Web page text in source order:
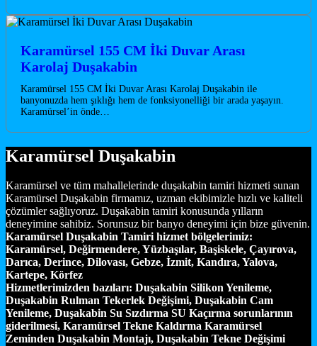
Karamürsel 155 CM İki Duvar Arası
Karolaj Duşakabin
Karamürsel 155 CM İki Duvar Arası Karolaj Duşakabin ile
banyonuzda hem şıklığı hem de fonksiyonelliği bir arada yaşayın.
Karamürsel’in önde…
Karamürsel Duşakabin
Karamürsel ve tüm mahallelerinde duşakabin tamiri hizmeti sunan
Karamürsel Duşakabin firmamız, uzman ekibimizle hızlı ve kaliteli
çözümler sağlıyoruz. Duşakabin tamiri konusunda yılların
deneyimine sahibiz. Sorunsuz bir banyo deneyimi için bize güvenin.
Karamürsel Duşakabin Tamiri hizmet bölgelerimiz:
Karamürsel, Değirmendere, Yüzbaşılar, Başiskele, Çayırova,
Darıca, Derince, Dilovası, Gebze, İzmit, Kandıra, Yalova,
Kartepe, Körfez
Hizmetlerimizden bazıları: Duşakabin Silikon Yenileme,
Duşakabin Rulman Tekerlek Değişimi, Duşakabin Cam
Yenileme, Duşakabin Su Sızdırma SU Kaçırma sorunlarının
giderilmesi, Karamürsel Tekne Kaldırma Karamürsel
Zeminden Duşakabin Montajı, Duşakabin Tekne Değişimi